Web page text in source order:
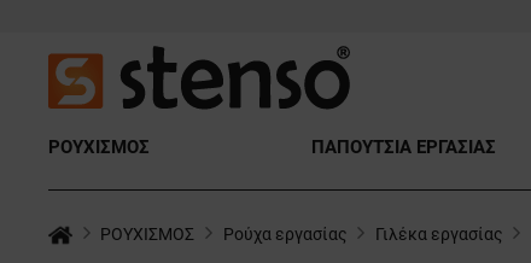
ΡΟΥΧΙΣΜΟΣ ΠΑΠΟΥΤΣΙΑ ΕΡΓΑΣΙΑΣ
ΡΟΥΧΙΣΜΟΣ Ρούχα εργασίας Γιλέκα εργασίας